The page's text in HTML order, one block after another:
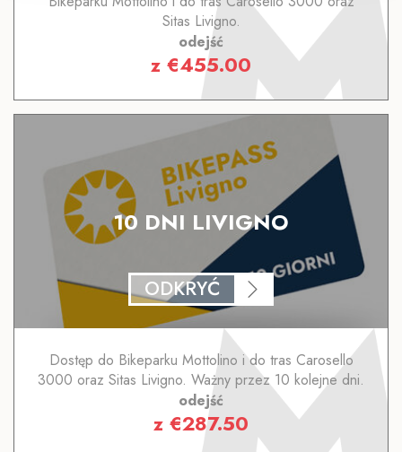
Sitas Livigno.
odejść
z €455.00
10 DNI LIVIGNO
ODKRYĆ
Dostęp do Bikeparku Mottolino i do tras Carosello
3000 oraz Sitas Livigno. Ważny przez 10 kolejne dni.
odejść
z €287.50